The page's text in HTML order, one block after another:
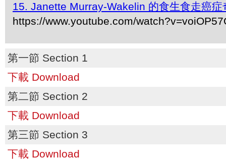
15. Janette Murray-Wakelin 的食生食走癌症
https://www.youtube.com/
第一節 Section 1
下載 Download
第二節 Section 2
下載 Download
第三節 Section 3
下載 Download